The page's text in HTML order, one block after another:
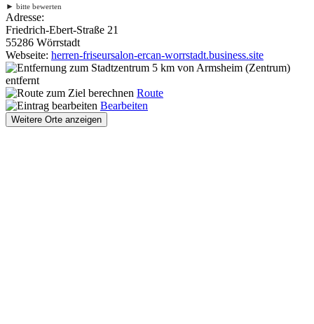
► bitte bewerten
Adresse:
Friedrich-Ebert-Straße 21
55286 Wörrstadt
Webseite: herren-friseursalon-ercan-worrstadt.business.site
5 km von Armsheim (Zentrum)
entfernt
Route
Bearbeiten
Weitere Orte anzeigen